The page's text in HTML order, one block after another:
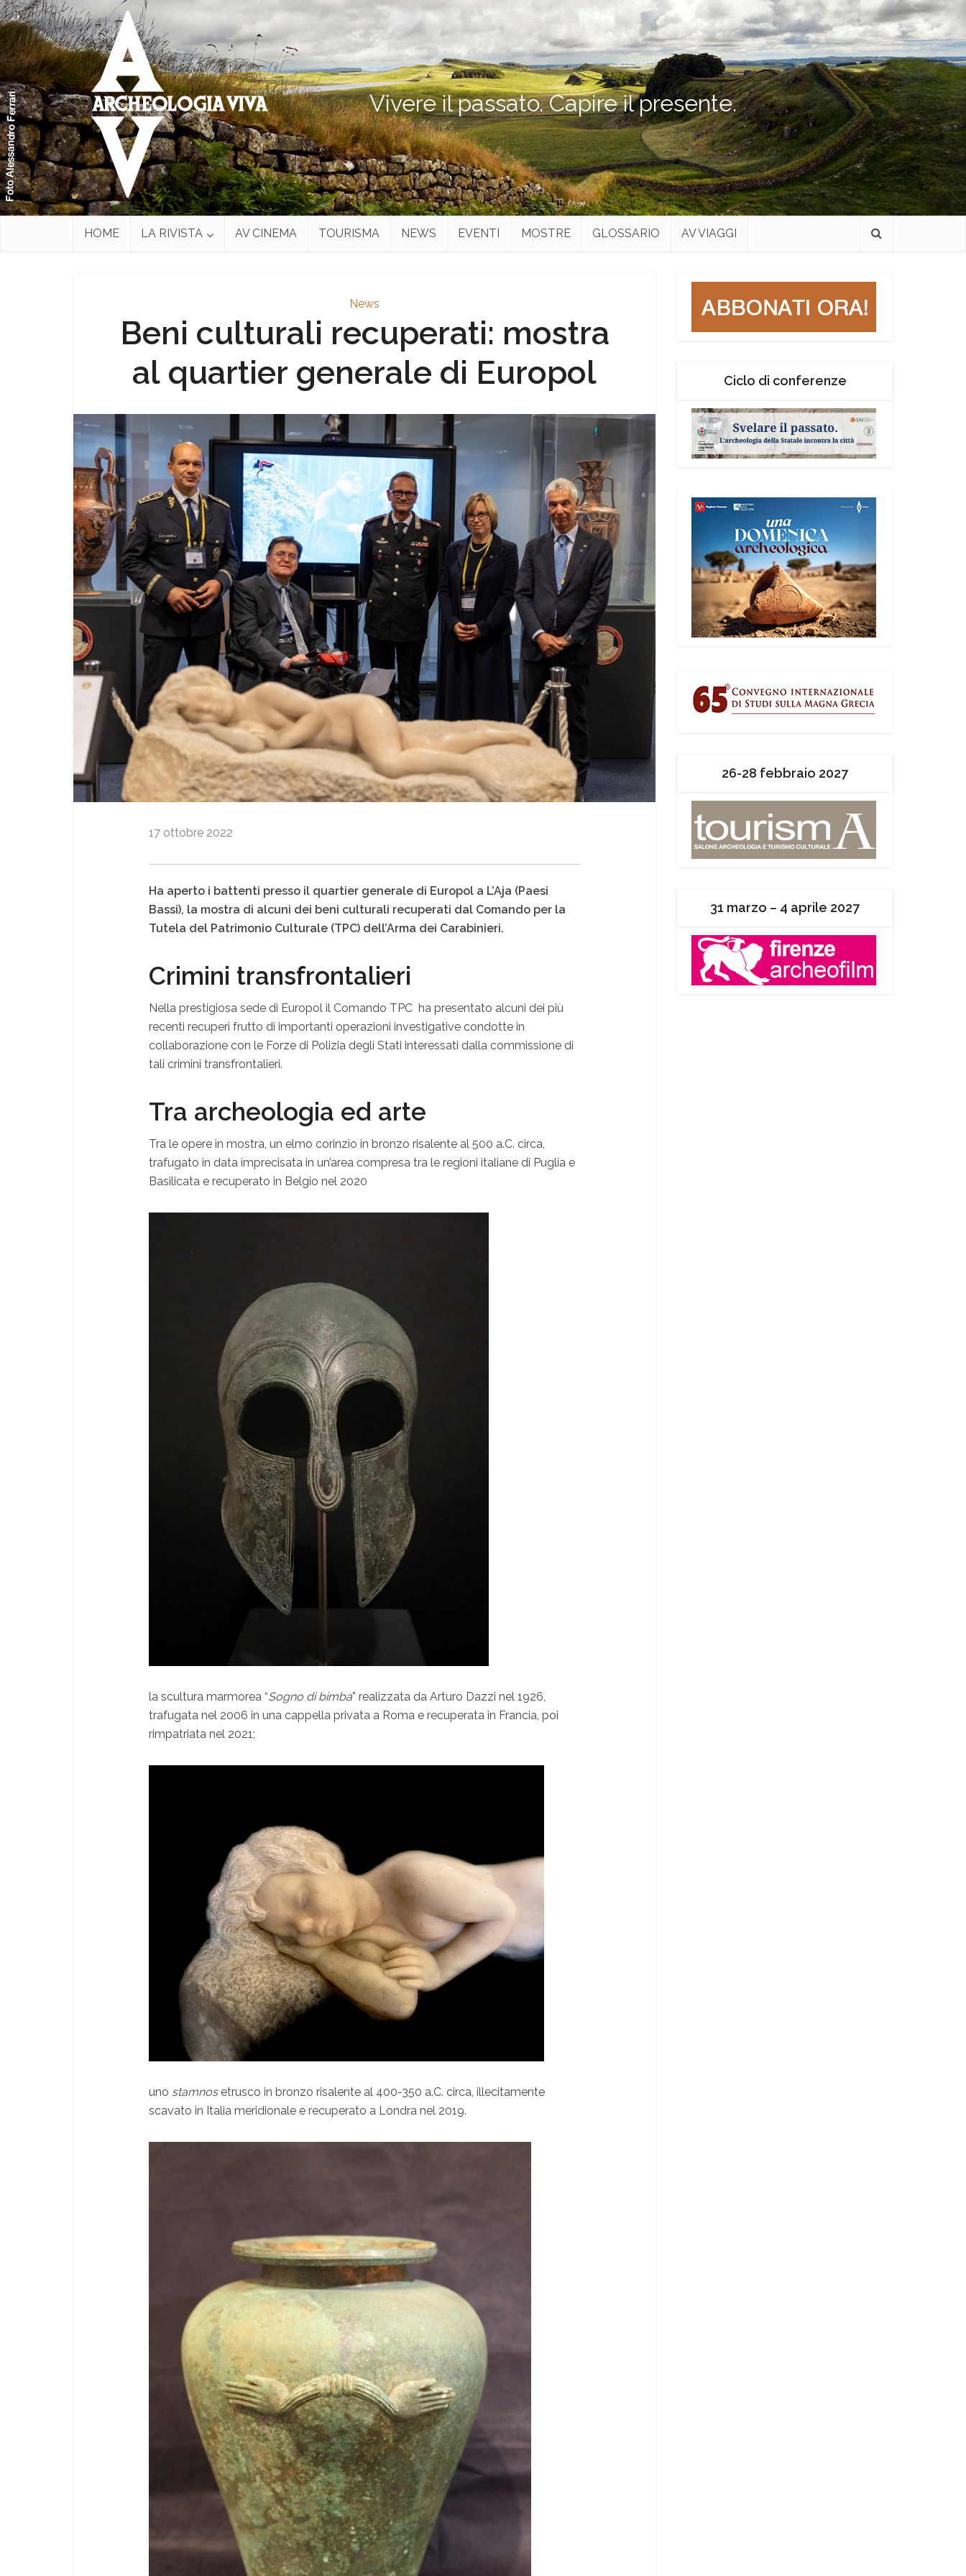
Vivere il passato. Capire il presente.
HOME LA RIVISTA AV CINEMA TOURISMA NEWS EVENTI MOSTRE GLOSSARIO AV VIAGGI
News
Beni culturali recuperati: mostra
al quartier generale di Europol
17 ottobre 2022
Ha aperto i battenti presso il quartier generale di Europol a L’Aja (Paesi
Bassi), la mostra di alcuni dei beni culturali recuperati dal Comando per la
Tutela del Patrimonio Culturale (TPC) dell’Arma dei Carabinieri.
Crimini transfrontalieri
Nella prestigiosa sede di Europol il Comando TPC ha presentato alcuni dei più
recenti recuperi frutto di importanti operazioni investigative condotte in
collaborazione con le Forze di Polizia degli Stati interessati dalla commissione di
tali crimini transfrontalieri.
Tra archeologia ed arte
Tra le opere in mostra, un elmo corinzio in bronzo risalente al 500 a.C. circa,
trafugato in data imprecisata in un’area compresa tra le regioni italiane di Puglia e
Basilicata e recuperato in Belgio nel 2020
la scultura marmorea “Sogno di bimba” realizzata da Arturo Dazzi nel 1926,
trafugata nel 2006 in una cappella privata a Roma e recuperata in Francia, poi
rimpatriata nel 2021;
uno stamnosetrusco in bronzo risalente al 400-350 a.C. circa, illecitamente
scavato in Italia meridionale e recuperato a Londra nel 2019.
Ciclo di conferenze
26-28 febbraio 2027
31 marzo – 4 aprile 2027